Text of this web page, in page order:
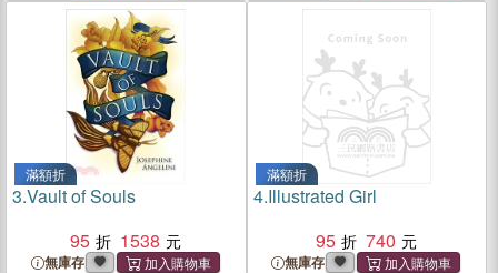
滿額折
3.Vault of Souls
95
1538
無庫存
滿額折
4.Illustrated Girl
95
740
無庫存